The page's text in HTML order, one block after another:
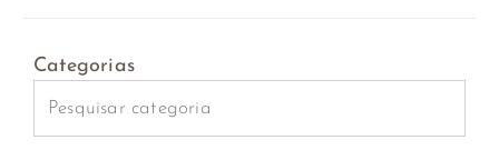
Categorias